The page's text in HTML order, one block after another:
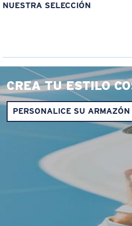
NUESTRA SELECCIÓN
CREA TU ESTILO
PERSONALICE SU ARMAZÓN